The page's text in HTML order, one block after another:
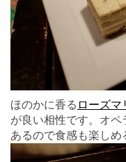
ほのかに香る ローズマ
が良い相性です。オ
あるので食感も楽しめ